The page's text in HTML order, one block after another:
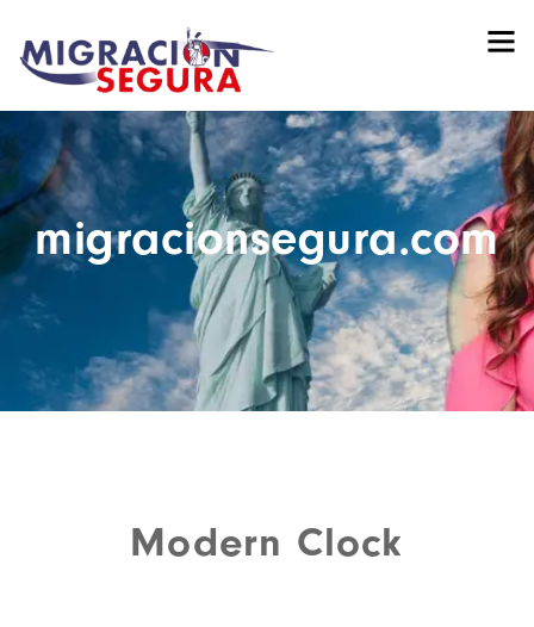
migracionsegura.com
Modern Clock